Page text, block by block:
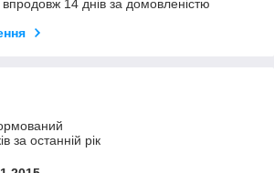
14 днів за домовленістю
за останній рік